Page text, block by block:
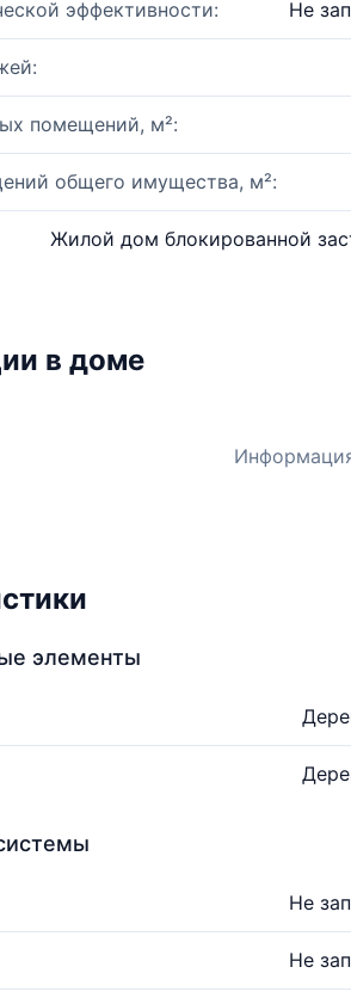
эффективности: Не
помещений, м²:
общего имущества, м²:
Жилой дом блокированной
в доме
элементы
Не
Не